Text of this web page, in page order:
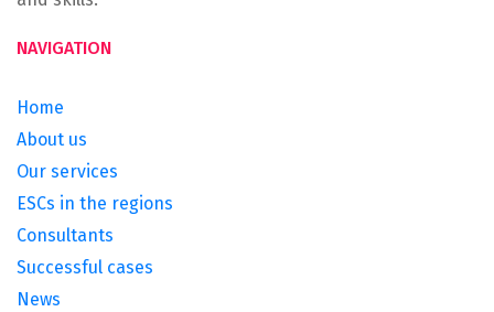
NAVIGATION
Home
About us
Our services
ESCs in the regions
Consultants
Successful cases
News